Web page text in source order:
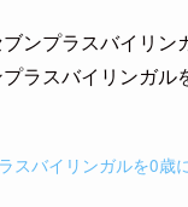
ンプラスバイリン
ラスバイリンガル
スバイリンガルを0歳